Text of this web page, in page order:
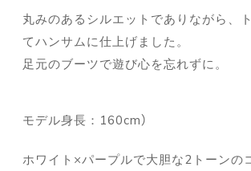
丸みのあるシルエットでありながら、
てハンサムに仕上げました。
足元のブーツで遊び心を忘れずに。
モデル身長：160cm）
ホワイト×パープルで大胆な2トーンの